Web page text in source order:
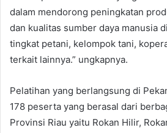
dalam mendorong peningkatan
dan kualitas sumber daya manusia
tingkat petani, kelompok tani,
terkait lainnya.” ungkapnya.
Pelatihan yang berlangsung di
178 peserta yang berasal dari
Provinsi Riau yaitu Rokan Hilir,